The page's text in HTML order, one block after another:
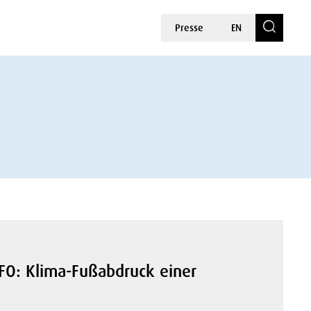
Presse EN
Klima-Fußabdruck einer